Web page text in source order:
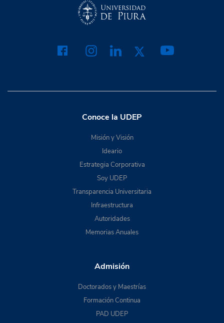
Conoce la UDEP
Misión y Visión
Ideario
Estrategia Corporativa
Soy UDEP
Transparencia Universitaria
Infraestructura
Autoridades
Memorias Anuales
Admisión
Doctorados y Maestrías
Formación Continua
PAD UDEP